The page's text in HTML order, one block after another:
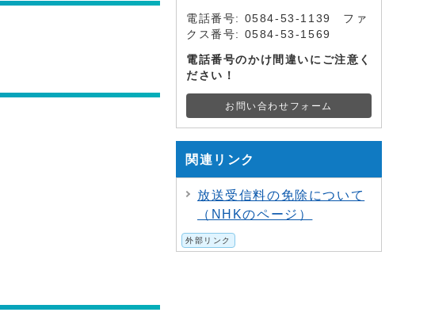
電話番号: 0584-53-1139 ファ
クス番号: 0584-53-1569
電話番号のかけ間違いにご注意く
ださい！
お問い合わせフォーム
関連リンク
放送受信料の免除について
（NHKのページ）
外部リンク